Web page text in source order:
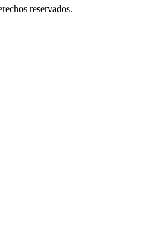
reservados.